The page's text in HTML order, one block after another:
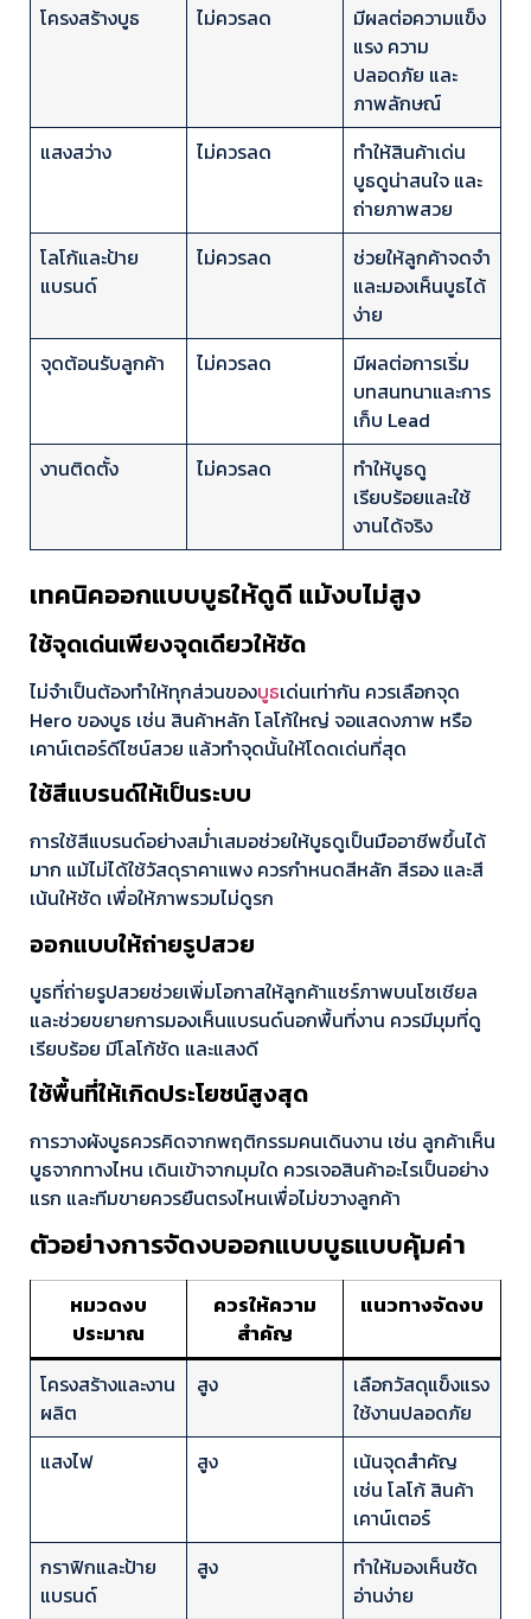
โครงสร้างบูธ
ไม่ควรลด
มีผลต่อความแข็ง
แรง ความ
ปลอดภัย และ
ภาพลักษณ์
แสงสว่าง
ไม่ควรลด
ทำให้สินค้าเด่น
บูธดูน่าสนใจ และ
ถ่ายภาพสวย
โลโก้และป้าย
แบรนด์
ไม่ควรลด
ช่วยให้ลูกค้าจดจำ
และมองเห็นบูธได้
ง่าย
จุดต้อนรับลูกค้า
ไม่ควรลด
มีผลต่อการเริ่ม
บทสนทนาและการ
เก็บ Lead
งานติดตั้ง
ไม่ควรลด
ทำให้บูธดู
เรียบร้อยและใช้
งานได้จริง
เทคนิคออกแบบบูธให้ดูดี แม้งบไม่สูง
ใช้จุดเด่นเพียงจุดเดียวให้ชัด
ไม่จำเป็นต้องทำให้ทุกส่วนของบูธเด่นเท่ากัน ควรเลือกจุด
Hero ของบูธ เช่น สินค้าหลัก โลโก้ใหญ่ จอแสดงภาพ หรือ
เคาน์เตอร์ดีไซน์สวย แล้วทำจุดนั้นให้โดดเด่นที่สุด
ใช้สีแบรนด์ให้เป็นระบบ
การใช้สีแบรนด์อย่างสม่ำเสมอช่วยให้บูธดูเป็นมืออาชีพขึ้นได้
มาก แม้ไม่ได้ใช้วัสดุราคาแพง ควรกำหนดสีหลัก สีรอง และสี
เน้นให้ชัด เพื่อให้ภาพรวมไม่ดูรก
ออกแบบให้ถ่ายรูปสวย
บูธที่ถ่ายรูปสวยช่วยเพิ่มโอกาสให้ลูกค้าแชร์ภาพบนโซเชียล
และช่วยขยายการมองเห็นแบรนด์นอกพื้นที่งาน ควรมีมุมที่ดู
เรียบร้อย มีโลโก้ชัด และแสงดี
ใช้พื้นที่ให้เกิดประโยชน์สูงสุด
การวางผังบูธควรคิดจากพฤติกรรมคนเดินงาน เช่น ลูกค้าเห็น
บูธจากทางไหน เดินเข้าจากมุมใด ควรเจอสินค้าอะไรเป็นอย่าง
แรก และทีมขายควรยืนตรงไหนเพื่อไม่ขวางลูกค้า
ตัวอย่างการจัดงบออกแบบบูธแบบคุ้มค่า
หมวดงบ
ประมาณ
ควรให้ความ
สำคัญ
แนวทางจัดงบ
โครงสร้างและงาน
ผลิต
สูง
เลือกวัสดุแข็งแรง
ใช้งานปลอดภัย
แสงไฟ
สูง
เน้นจุดสำคัญ
เช่น โลโก้ สินค้า
เคาน์เตอร์
กราฟิกและป้าย
แบรนด์
สูง
ทำให้มองเห็นชัด
อ่านง่าย